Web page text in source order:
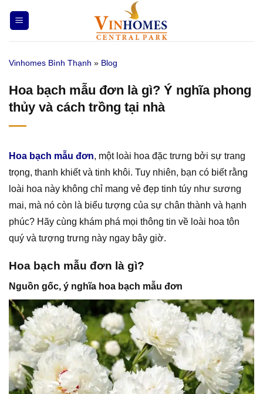
qua
nội
Vinhomes Bình Thạnh » Blog
Hoa bạch mẫu đơn là gì? Ý nghĩa phong
thủy và cách trồng tại nhà
Hoa bạch mẫu đơn, một loài hoa đặc trưng bởi sự trang
trọng, thanh khiết và tinh khôi. Tuy nhiên, bạn có biết rằng
loài hoa này không chỉ mang vẻ đẹp tinh túy như sương
mai, mà nó còn là biểu tượng của sự chân thành và hạnh
phúc? Hãy cùng khám phá mọi thông tin về loài hoa tôn
quý và tượng trưng này ngay bây giờ.
Hoa bạch mẫu đơn là gì?
Nguồn gốc, ý nghĩa hoa bạch mẫu đơn